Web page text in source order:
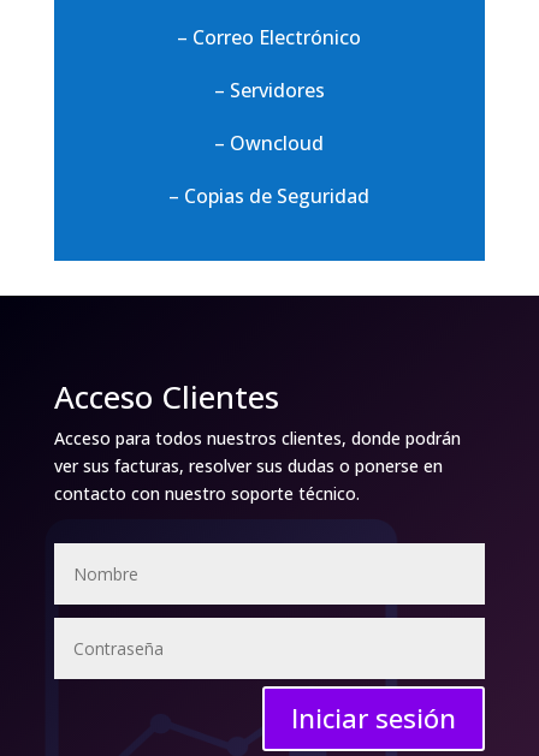
– Correo Electrónico
– Servidores
– Owncloud
– Copias de Seguridad
Acceso Clientes
Acceso para todos nuestros clientes, donde podrán
ver sus facturas, resolver sus dudas o ponerse en
contacto con nuestro soporte técnico.
Iniciar sesión